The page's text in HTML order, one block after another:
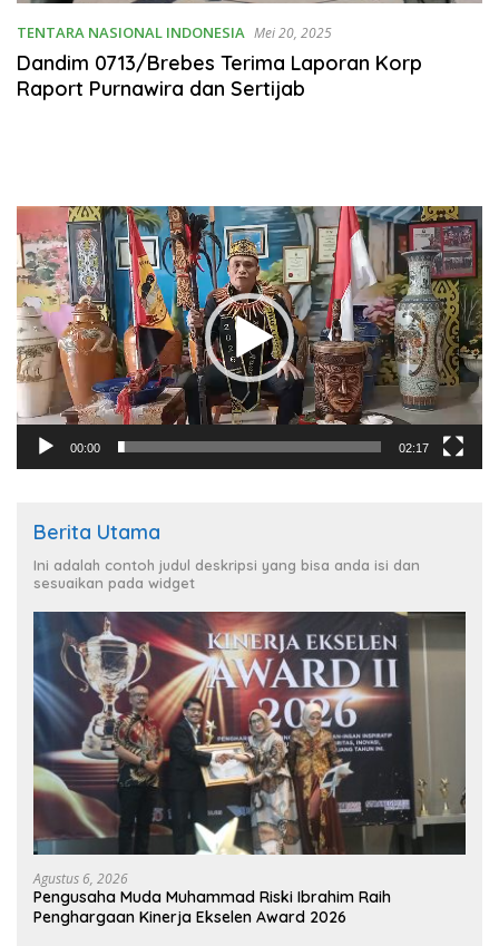
TENTARA NASIONAL INDONESIA Mei 20, 2025
Dandim 0713/Brebes Terima Laporan Korp
Raport Purnawira dan Sertijab
Pemutar
Video
00:00 02:17
Berita Utama
Ini adalah contoh judul deskripsi yang bisa anda isi dan
sesuaikan pada widget
Agustus 6, 2026
Pengusaha Muda Muhammad Riski Ibrahim Raih
Penghargaan Kinerja Ekselen Award 2026